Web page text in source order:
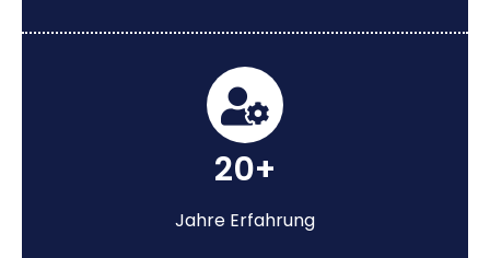
20+
Jahre Erfahrung